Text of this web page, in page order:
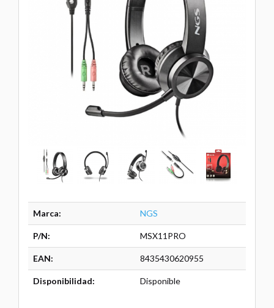
Marca: NGS
P/N: MSX11PRO
EAN: 8435430620955
Disponibilidad: Disponible